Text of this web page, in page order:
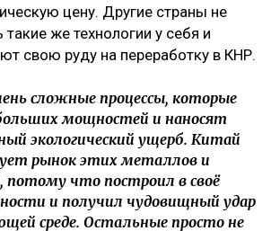
цену. Другие страны не
же технологии у себя и
свою руду на переработку в КНР.
сложные процессы, которые
мощностей и наносят
экологический ущерб. Китай
рынок этих металлов и
потому что построил в своё
и получил чудовищный удар
среде. Остальные просто не